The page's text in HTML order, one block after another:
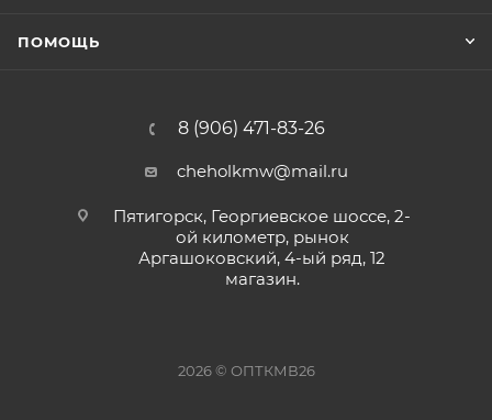
ПОМОЩЬ
8 (906) 471-83-26
cheholkmw@mail.ru
Пятигорск, Георгиевское шоссе, 2-
ой километр, рынок
Аргашоковский, 4-ый ряд, 12
магазин.
2026 © ОПТКМВ26